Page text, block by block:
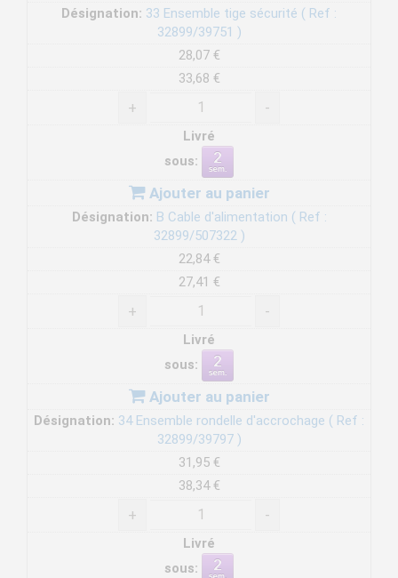
Désignation: 33 Ensemble tige sécurité ( Ref :
32899/39751 )
28,07 €
33,68 €
+ -
Livré
sous:
Ajouter au panier
Désignation: B Cable d'alimentation ( Ref :
32899/507322 )
22,84 €
27,41 €
+ -
Livré
sous:
Ajouter au panier
Désignation: 34 Ensemble rondelle d'accrochage ( Ref :
32899/39797 )
31,95 €
38,34 €
+ -
Livré
sous: